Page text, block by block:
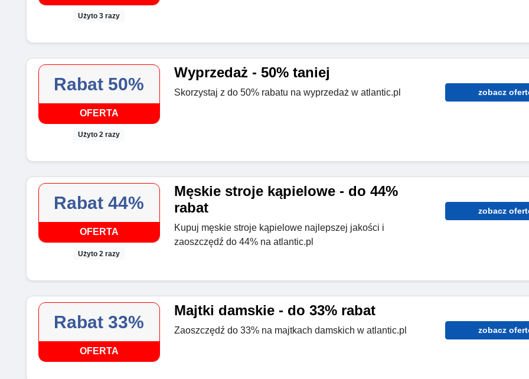
Użyto 3 razy
Rabat 50%
OFERTA
Użyto 2 razy
Wyprzedaż - 50% taniej
Skorzystaj z do 50% rabatu na wyprzedaż w atlantic.pl zobacz
Rabat 44%
OFERTA
Użyto 2 razy
Męskie stroje kąpielowe - do 44%
rabat
Kupuj męskie stroje kąpielowe najlepszej jakości i
zaoszczędź do 44% na atlantic.pl
zobacz
Rabat 33%
OFERTA
Majtki damskie - do 33% rabat
Zaoszczędź do 33% na majtkach damskich w atlantic.pl zobacz